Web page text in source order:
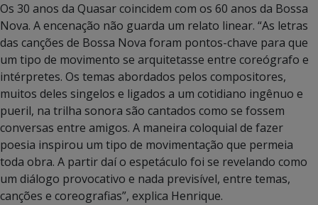
Os 30 anos da Quasar coincidem com os 60 anos da Bossa
Nova. A encenação não guarda um relato linear. “As letras
das canções de Bossa Nova foram pontos-chave para que
um tipo de movimento se arquitetasse entre coreógrafo e
intérpretes. Os temas abordados pelos compositores,
muitos deles singelos e ligados a um cotidiano ingênuo e
pueril, na trilha sonora são cantados como se fossem
conversas entre amigos. A maneira coloquial de fazer
poesia inspirou um tipo de movimentação que permeia
toda obra. A partir daí o espetáculo foi se revelando como
um diálogo provocativo e nada previsível, entre temas,
canções e coreografias”, explica Henrique.